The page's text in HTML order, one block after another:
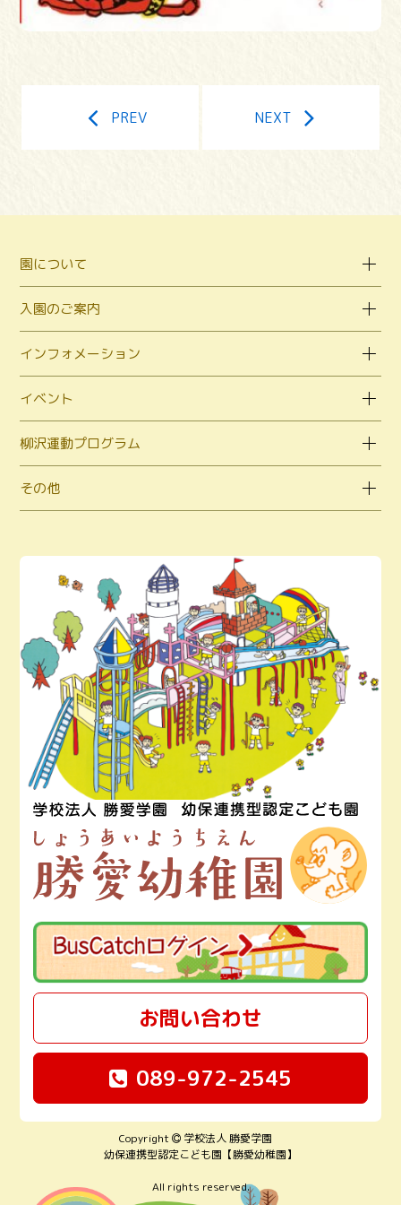
PREV NEXT
園について
入園のご案内
インフォメーション
イベント
柳沢運動プログラム
その他
お問い合わせ
089-972-2545
Copyright
学校法人 勝愛学園
幼保連携型認定こども園【勝愛幼稚園】
All rights reserved.